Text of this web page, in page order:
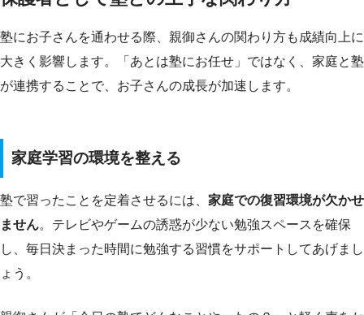
塾にお子さんを通わせる際、親御さんの関わり方も成績向上に
大きく影響します。「あとは塾にお任せ」ではなく、家庭と塾
が連携することで、お子さんの成長が加速します。
家庭学習の環境を整える
塾で習ったことを定着させるには、 家庭での復習環境が欠かせ
ません。テレビやゲームの誘惑が少ない勉強スペースを確保
し、毎日決まった時間に勉強する習慣をサポートしてあげまし
ょう。